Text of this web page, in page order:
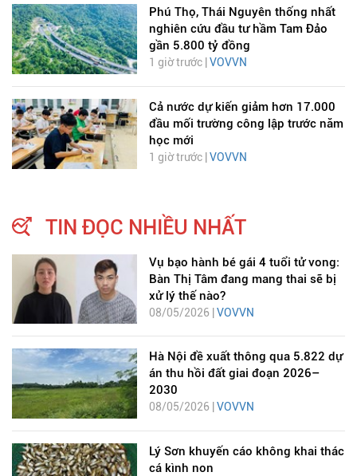
Phú Thọ, Thái Nguyên thống nhất
nghiên cứu đầu tư hầm Tam Đảo
gần 5.800 tỷ đồng
1 giờ trước | VOVVN
Cả nước dự kiến giảm hơn 17.000
đầu mối trường công lập trước năm
học mới
1 giờ trước | VOVVN
TIN ĐỌC NHIỀU NHẤT
Vụ bạo hành bé gái 4 tuổi tử vong:
Bàn Thị Tâm đang mang thai sẽ bị
xử lý thế nào?
08/05/2026 |VOVVN
Hà Nội đề xuất thông qua 5.822 dự
án thu hồi đất giai đoạn 2026–
2030
08/05/2026 | VOVVN
Lý Sơn khuyến cáo không khai thác
cá kình non